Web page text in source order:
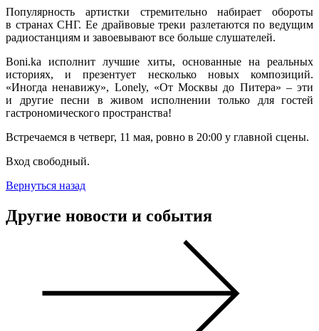
Популярность артистки стремительно набирает обороты
в странах СНГ. Ее драйвовые треки разлетаются по ведущим
радиостанциям и завоевывают все больше слушателей.
Boni.ka исполнит лучшие хиты, основанные на реальных
историях, и презентует несколько новых композиций.
«Иногда ненавижу», Lonely, «От Москвы до Питера» – эти
и другие песни в живом исполнении только для гостей
гастрономического пространства!
Встречаемся в четверг, 11 мая, ровно в 20:00 у главной сцены.
Вход свободный.
Вернуться назад
Другие новости и события